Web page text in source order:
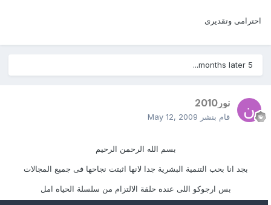
احترامى وتقديرى
5 months later...
نور2010
قام بنشر May 12, 2009
بسم الله الرحمن الرحيم
بجد انا بحب التنمية البشرية جدا لانها اثبتت نجاحها فى جميع المجالات
بس ارجوكو اللى عنده حلقة الالتزام من سلسلة الحياه امل